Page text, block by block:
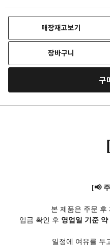
매장재고보기
장바구니
구
[📢
본 제품은 주문 후
입금 확인 후 영업일 기준 약
일정에 여유를 두